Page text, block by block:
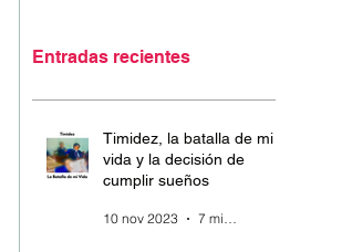
Entradas recientes
Timidez, la batalla de mi
vida y la decisión de
cumplir sueños
10 nov 2023 7 min de lectura